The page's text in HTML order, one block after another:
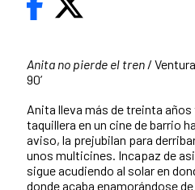
Anita no pierde el tren /
90’
Anita lleva más de treinta
taquillera en un cine de barrio
aviso, la prejubilan para
unos multicines. Incapaz de
sigue acudiendo al solar en
donde acaba enamorándose